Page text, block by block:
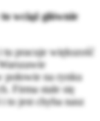
wciąż głównie
tu pracuje większość
połowie na rynku
Firma stale się
to jest chyba nasz